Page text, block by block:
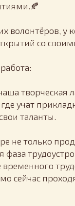
волонтёров, у
со
творческая
учат
таланты.
не только
фаза
временного
сейчас